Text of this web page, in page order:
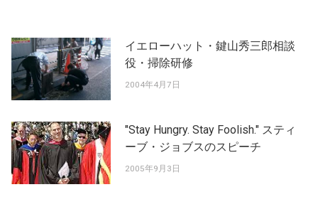
イエローハット・鍵山秀三郎相談
役・掃除研修
2004年4月7日
"Stay Hungry. Stay Foolish." スティ
ーブ・ジョブスのスピーチ
2005年9月3日